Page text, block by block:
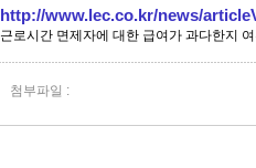
http://www.lec.co.kr/news/
근로시간 면제자에 대한 급여가 과다한지
첨부파일 :